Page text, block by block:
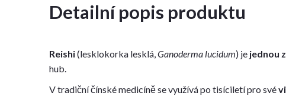
Detailní popis produktu
Reishi(lesklokorka lesklá,Ganoderma lucidum) je jednou
hub.
V tradiční čínské medicíně se využívá po tisíciletí pro své